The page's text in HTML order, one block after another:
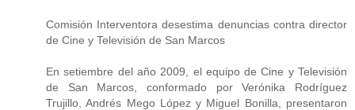
Comisión Interventora desestima denuncias contra director
de Cine y Televisión de San Marcos
En setiembre del año 2009, el equipo de Cine y Televisión
de San Marcos, conformado por Verónika Rodríguez
Trujillo, Andrés Mego López y Miguel Bonilla, presentaron